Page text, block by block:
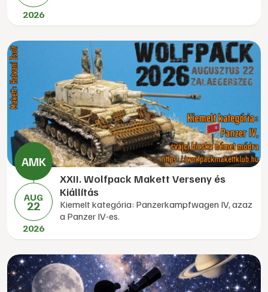
2026
AUG
22
2026
XXII. Wolfpack Makett Verseny és
Kiállítás
Kiemelt kategória: Panzerkampfwagen IV, azaz
a Panzer IV-es.